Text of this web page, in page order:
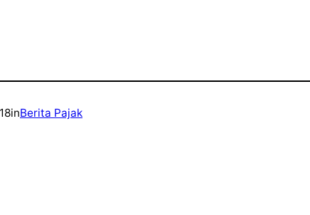
inBerita Pajak